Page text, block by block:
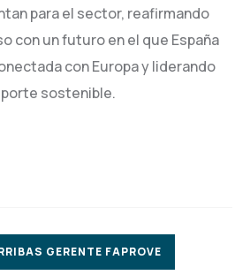
para el sector, reafirmando
con un futuro en el que España
con Europa y liderando
sostenible.
GERENTE FAPROVE